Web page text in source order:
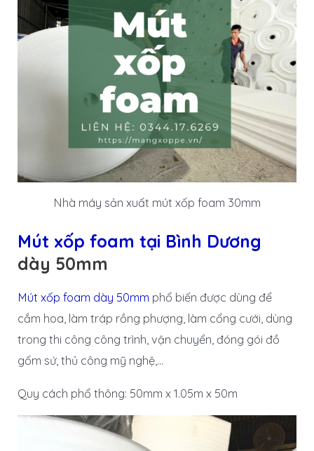
Nhà máy sản xuất mút xốp foam 30mm
Mút xốp foam tại Bình Dương
dày 50mm
Mút xốp foam dày 50mm phổ biến được dùng để
cắm hoa, làm tráp rồng phượng, làm cổng cưới, dùng
trong thi công công trình, vận chuyển, đóng gói đồ
gốm sứ, thủ công mỹ nghệ,…
Quy cách phổ thông: 50mm x 1.05m x 50m